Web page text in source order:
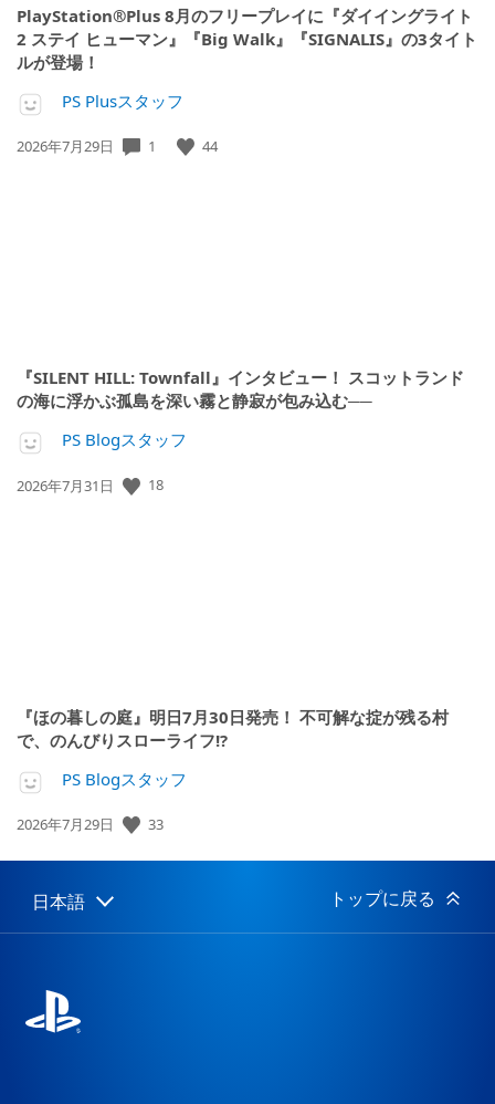
PlayStation®Plus 8月のフリープレイに『ダイイングライト
2 ステイ ヒューマン』『Big Walk』『SIGNALIS』の3タイト
ルが登場！
PS Plusスタッフ
公
2026年7月29日 1 44
『SILENT HILL: Townfall』インタビュー！ スコットランド
の海に浮かぶ孤島を深い霧と静寂が包み込む──
PS Blogスタッフ
公
2026年7月31日 18
『ほの暮しの庭』明日7月30日発売！ 不可解な掟が残る村
で、のんびりスローライフ!?
PS Blogスタッフ
公
日:
2026年7月29日 33
Select
a
Current
region:
日本語 トップに戻る